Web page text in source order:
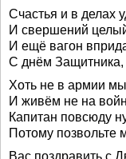
Счастья и в делах
И свершений
И ещё вагон
С днём Защитника,
Хоть не в армии
И живём не на
Капитан повсюду
Потому позвольте
Вас поздравить с